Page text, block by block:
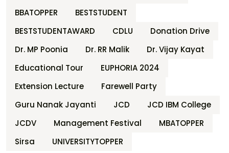
BBATOPPER
BESTSTUDENT
BESTSTUDENTAWARD
CDLU
Donation Drive
Dr. MP Poonia
Dr. RR Malik
Dr. Vijay Kayat
Educational Tour
EUPHORIA 2024
Extension Lecture
Farewell Party
Guru Nanak Jayanti
JCD
JCD IBM College
JCDV
Management Festival
MBATOPPER
Sirsa
UNIVERSITYTOPPER